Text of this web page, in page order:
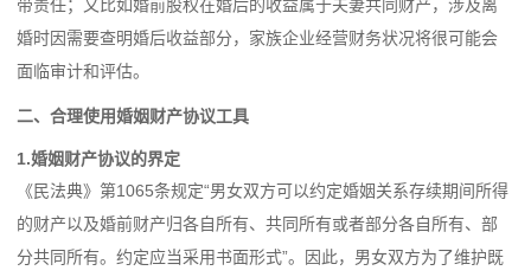
带责任；又比如婚前股权在婚后的收益属于夫妻共同财产，涉及离
婚时因需要查明婚后收益部分，家族企业经营财务状况将很可能会
面临审计和评估。
二、合理使用婚姻财产协议工具
1.婚姻财产协议的界定
《民法典》第1065条规定“男女双方可以约定婚姻关系存续期间所得
的财产以及婚前财产归各自所有、共同所有或者部分各自所有、部
分共同所有。约定应当采用书面形式”。因此，男女双方为了维护既